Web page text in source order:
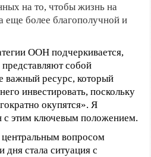
на то, чтобы жизнь на
еще более благополучной и
ООН подчеркивается,
собой
важный ресурс, который
инвестировать, поскольку
окупятся». Я
с этим ключевым положением.
центральным вопросом
дня стала ситуация с